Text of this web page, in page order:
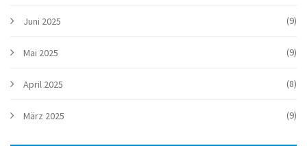
Juni 2025 (9)
Mai 2025 (9)
April 2025 (8)
März 2025 (9)